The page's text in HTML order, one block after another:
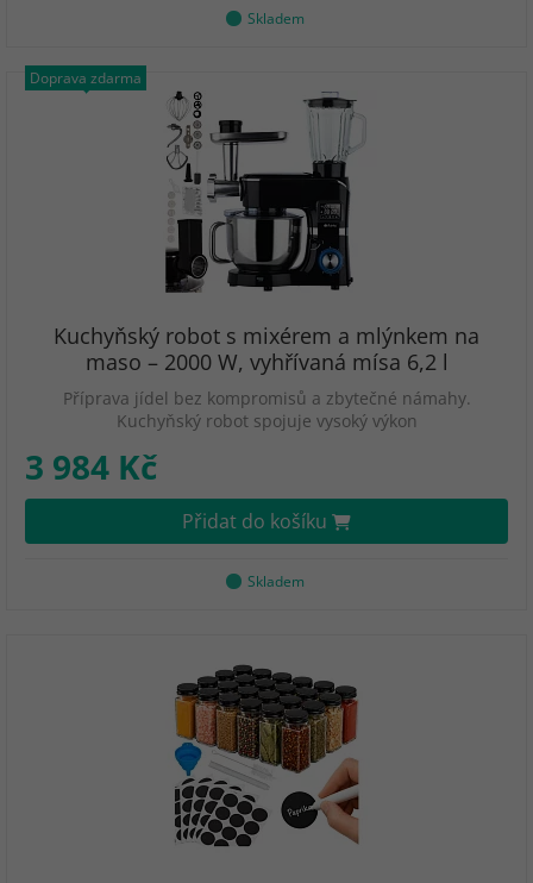
Skladem
Doprava zdarma
Kuchyňský robot s mixérem a mlýnkem na
maso – 2000 W, vyhřívaná mísa 6,2 l
Příprava jídel bez kompromisů a zbytečné námahy.
Kuchyňský robot spojuje vysoký výkon
3 984 Kč
Přidat do košíku
Skladem